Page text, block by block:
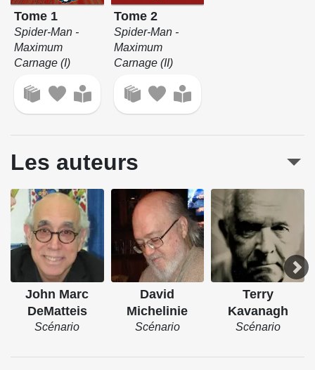
Tome 1
Spider-Man -
Maximum
Carnage (I)
Tome 2
Spider-Man -
Maximum
Carnage (II)
Les auteurs
John Marc
DeMatteis
Scénario
David
Michelinie
Scénario
Terry
Kavanagh
Scénario